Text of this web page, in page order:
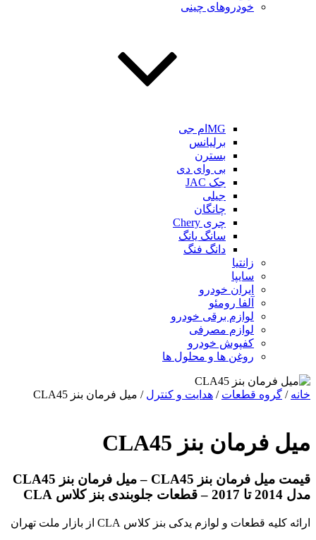
خودروهای چینی
MGام جی
برلیانس
بسترن
بی وای دی
جک JAC
جیلی
چانگان
چری Chery
سانگ یانگ
دانگ فنگ
زانتیا
سایپا
ایران خودرو
آلفا رومئو
لوازم برقی خودرو
لوازم مصرفی
کفپوش خودرو
روغن ها و محلول ها
خانه / گروه قطعات / هدایت و کنترل / میل فرمان بنز CLA45
میل فرمان بنز CLA45
قیمت میل فرمان بنز CLA45 – میل فرمان بنز CLA45
مدل 2014 تا 2017 – قطعات جلوبندی بنز کلاس CLA
ارائه کلیه قطعات و لوازم یدکی بنز کلاس CLA از بازار ملت تهران